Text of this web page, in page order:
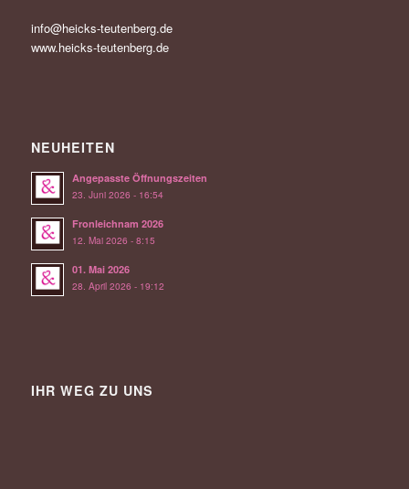
info@heicks-teutenberg.de
www.heicks-teutenberg.de
NEUHEITEN
Angepasste Öffnungszeiten
23. Juni 2026 - 16:54
Fronleichnam 2026
12. Mai 2026 - 8:15
01. Mai 2026
28. April 2026 - 19:12
IHR WEG ZU UNS